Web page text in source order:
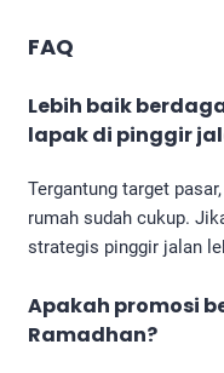
FAQ
Lebih baik
lapak di pinggir
Tergantung target
rumah sudah cukup.
strategis pinggir jalan
Apakah promosi
Ramadhan?